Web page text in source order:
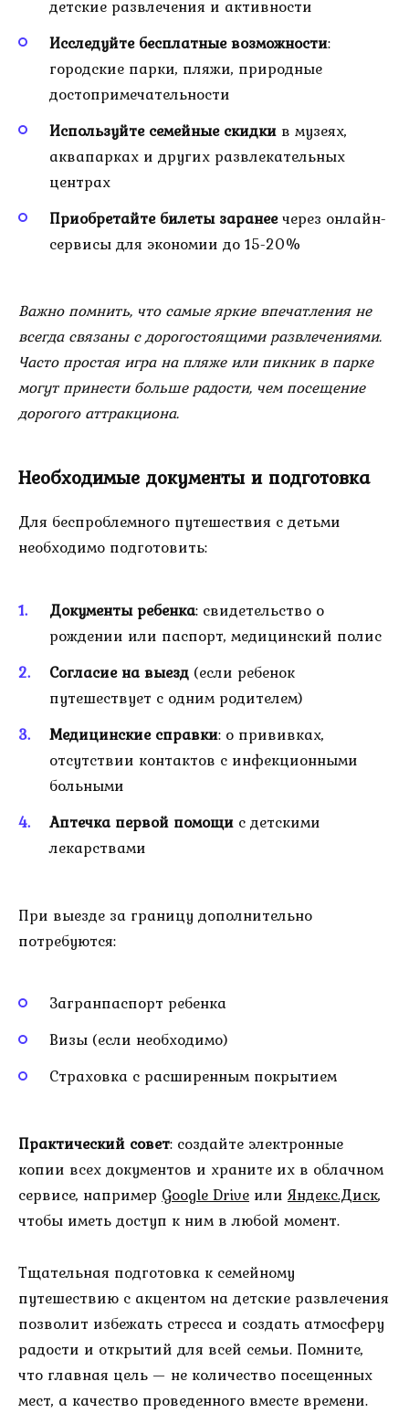
детские развлечения и активности
Исследуйте бесплатные возможности:
городские парки, пляжи, природные
достопримечательности
Используйте семейные скидкив музеях,
аквапарках и других развлекательных
центрах
Приобретайте билеты заранеечерез онлайн-
сервисы для экономии до 15-20%
Важно помнить, что самые яркие впечатления не
всегда связаны с дорогостоящими развлечениями.
Часто простая игра на пляже или пикник в парке
могут принести больше радости, чем посещение
дорогого аттракциона.
Необходимые документы и подготовка
Для беспроблемного путешествия с детьми
необходимо подготовить:
Документы ребенка: свидетельство о
рождении или паспорт, медицинский полис
Согласие на выезд (если ребенок
путешествует с одним родителем)
Медицинские справки: о прививках,
отсутствии контактов с инфекционными
больными
Аптечка первой помощи с детскими
лекарствами
При выезде за границу дополнительно
потребуются:
Загранпаспорт ребенка
Визы (если необходимо)
Страховка с расширенным покрытием
Практический совет: создайте электронные
копии всех документов и храните их в облачном
сервисе, например Google Drive илиЯндекс.Диск,
чтобы иметь доступ к ним в любой момент.
Тщательная подготовка к семейному
путешествию с акцентом на детские развлечения
позволит избежать стресса и создать атмосферу
радости и открытий для всей семьи. Помните,
что главная цель — не количество посещенных
мест, а качество проведенного вместе времени.